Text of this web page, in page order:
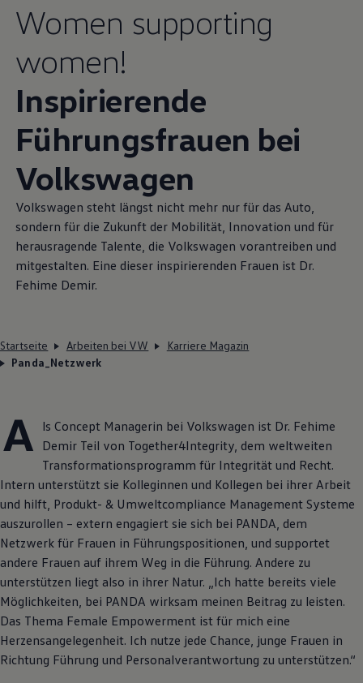
Women supporting
women!
Inspirierende
Führungsfrauen bei
Volkswagen
Volkswagen steht längst nicht mehr nur für das Auto,
sondern für die Zukunft der Mobilität, Innovation und für
herausragende Talente, die Volkswagen vorantreiben und
mitgestalten. Eine dieser inspirierenden Frauen ist Dr.
Fehime Demir.
Startseite Arbeiten bei VW
Karriere Magazin
Panda_Netzwerk
A ls Concept Managerin bei Volkswagen ist Dr. Fehime
Demir Teil von Together4Integrity, dem weltweiten
Transformationsprogramm für Integrität und Recht.
Intern unterstützt sie Kolleginnen und Kollegen bei ihrer Arbeit
und hilft, Produkt- & Umweltcompliance Management Systeme
auszurollen – extern engagiert sie sich bei PANDA, dem
Netzwerk für Frauen in Führungspositionen, und supportet
andere Frauen auf ihrem Weg in die Führung. Andere zu
unterstützen liegt also in ihrer Natur. „Ich hatte bereits viele
Möglichkeiten, bei PANDA wirksam meinen Beitrag zu leisten.
Das Thema Female Empowerment ist für mich eine
Herzensangelegenheit. Ich nutze jede Chance, junge Frauen in
Richtung Führung und Personalverantwortung zu unterstützen.“